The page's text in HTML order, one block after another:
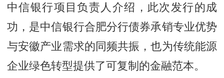
中信银行项目负责人介绍，此次发行的成
功，是中信银行合肥分行债券承销专业优势
与安徽产业需求的同频共振，也为传统能源
企业绿色转型提供了可复制的金融范本。